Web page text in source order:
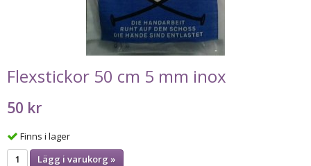
Flexstickor 50 cm 5 mm inox
50 kr
Finns i lager
Lägg i varukorg »